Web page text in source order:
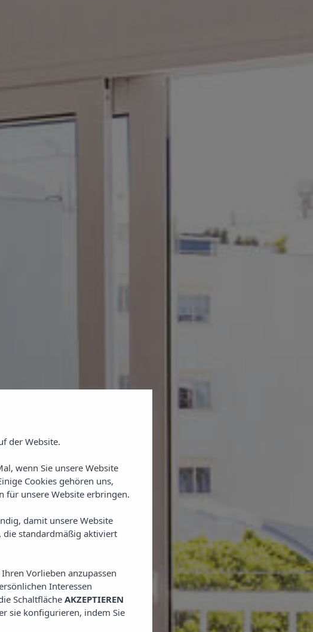
der Website.
wenn Sie unsere Website
Cookies gehören uns,
für unsere Website erbringen.
damit unsere Website
standardmäßig aktiviert
Vorlieben anzupassen
Interessen
Schaltfläche AKZEPTIEREN
sie konfigurieren, indem Sie